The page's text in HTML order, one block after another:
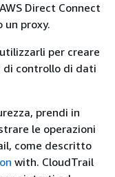
Direct Connect
un proxy.
per creare
di controllo di dati
prendi in
le operazioni
come descritto
with. CloudTrail